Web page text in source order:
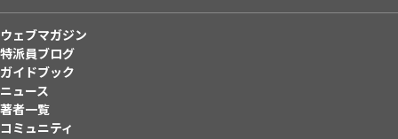
ウェブマガジン
特派員ブログ
ガイドブック
ニュース
著者一覧
コミュニティ